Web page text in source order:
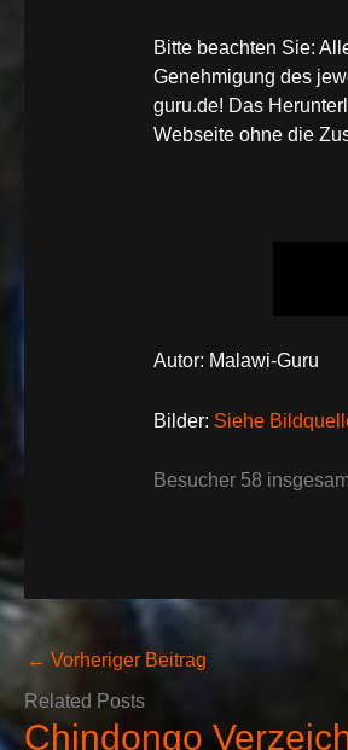
Bitte beachten Sie:
Genehmigung des
guru.de! Das
Webseite ohne die
Autor: Malawi-Guru
Bilder: Siehe
Besucher 58
← Vorheriger Beitrag
Related Posts
Chindongo